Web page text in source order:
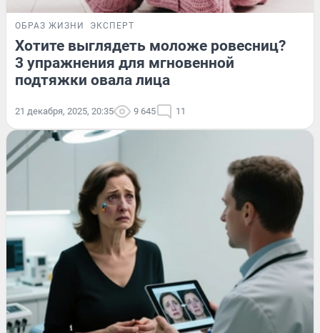
ОБРАЗ ЖИЗНИ ЭКСПЕРТ
Хотите выглядеть моложе ровесниц?
3 упражнения для мгновенной
подтяжки овала лица
21 декабря, 2025, 20:35 9 645 11